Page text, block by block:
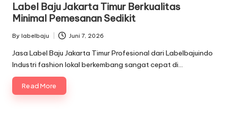
Label Baju Jakarta Timur Berkualitas
Minimal Pemesanan Sedikit
Posted
by
By labelbaju Juni 7, 2026
Jasa Label Baju Jakarta Timur Profesional dari Labelbajuindo
Industri fashion lokal berkembang sangat cepat di…
Read More